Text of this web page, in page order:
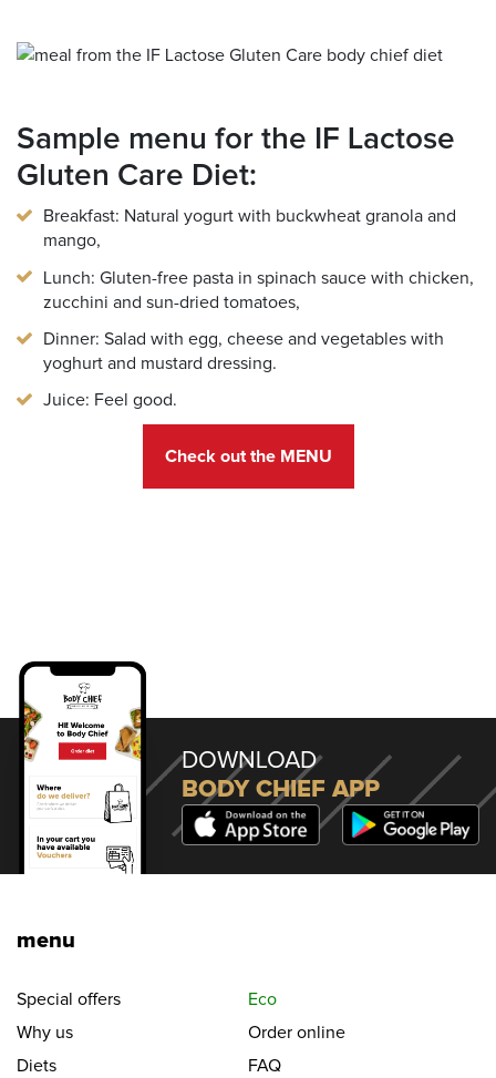
Sample menu for the IF Lactose
Gluten Care Diet:
Breakfast: Natural yogurt with buckwheat granola and
mango,
Lunch: Gluten-free pasta in spinach sauce with chicken,
zucchini and sun-dried tomatoes,
Dinner: Salad with egg, cheese and vegetables with
yoghurt and mustard dressing.
Juice: Feel good.
Check out the MENU
DOWNLOAD
BODY CHIEF APP
menu
Special offers
Eco
Why us
Order online
Diets
FAQ